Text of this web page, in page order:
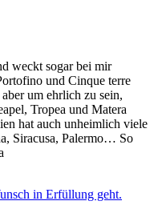
weckt sogar bei mir
und Cinque terre
um ehrlich zu sein,
Tropea und Matera
hat auch unheimlich viele
Siracusa, Palermo… So
in Erfüllung geht.